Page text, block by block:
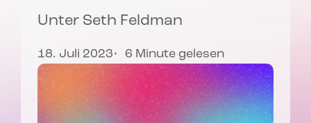
Unter Seth Feldman
18. Juli 2023 6 Minute gelesen